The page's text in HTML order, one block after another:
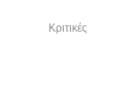
Κριτικές